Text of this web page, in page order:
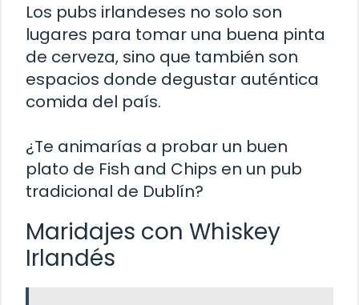
Los pubs irlandeses no solo son
lugares para tomar una buena pinta
de cerveza, sino que también son
espacios donde degustar auténtica
comida del país.
¿Te animarías a probar un buen
plato de Fish and Chips en un pub
tradicional de Dublín?
Maridajes con Whiskey
Irlandés